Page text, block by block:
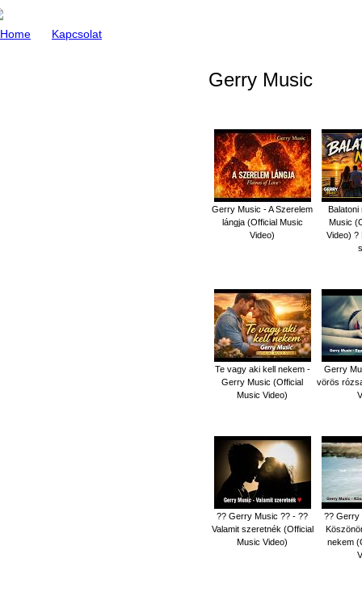
Home Kapcsolat
Gerry Music
Gerry Music - A Szerelem
lángja (Official Music
Video)
Music
Video) ?
Te vagy aki kell nekem -
Gerry Music (Official
Music Video)
Gerry
vörös
?? Gerry Music ?? - ??
Valamit szeretnék (Official
Music Video)
?? Gerry
nekem